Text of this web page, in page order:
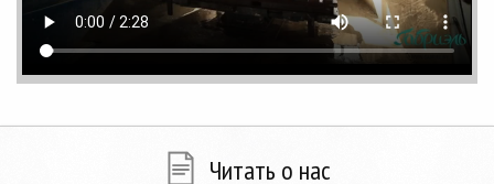
Читать о нас